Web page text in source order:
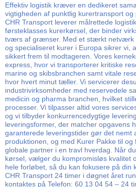
Effektiv logistik kræver en dedikeret
vigtigheden af punktlig kurertransport og
CHR Transport leverer målrettede
førsteklasses kurerkørsel, der binder
tværs af grænser. Med et stærkt netværk
og specialiseret kurer i Europa sikrer vi,
sikkert frem til modtageren. Vores
express, hvor vi transporterer kritiske
marine og skibsbranchen samt vitale
hvor hvert minut tæller. Vi servicerer
industrivirksomheder med reservedele
medicin og pharma branchen, hvilket
processer. Vi tilpasser altid vores
og vi tilbyder konkurrencedygtige
leveringsformer, der matcher opgavens
garanterede leveringstider gør det nemt
produktionen, og med Kurer Pakke til
globale partner i en travl hverdag. Når
kørsel, vælger du kompromisløs kvalitet
hele forløbet, så du kan fokusere på din
CHR Transport 24 timer i døgnet året
kontaktes på Telefon: 60 13 04 54 – 24